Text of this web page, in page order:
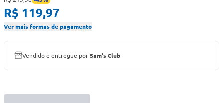
R$ 119,97
Ver mais formas de pagamento
Vendido e entregue porSam's Club